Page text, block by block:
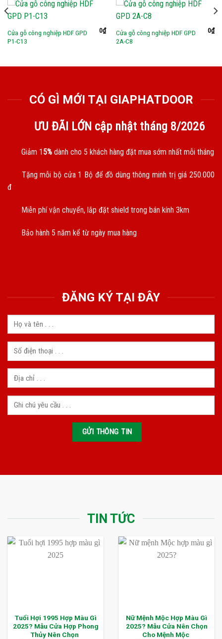
Cửa gỗ công nghiệp HDF GPD
P1-C13
0₫
Cửa gỗ công nghiệp HDF GPD
2A-C8
0₫
CÓ GÌ MỚI TẠI GIAPHATDOOR
ƯU ĐÃI LỚN cập nhật tháng 8/2026
Giảm 1 5% dành cho 5 khách hàng đặt mua sớm nhất mỗi tháng
Tặng mỗi bộ cửa 1 Bộ để đồ dùng thông minh trị giá 250.000
đ
Miễn phí vận chuyển, lắp đặt shield trong bán kính 3km
Bảo hành 5 năm kể từ ngày mua hàng
ĐĂNG KÝ TẠI ĐÂY
TIN TỨC
Tuổi Hợi 1995 Hợp Màu Gì
2025? Mẫu Cửa Hợp Phong
Thủy Nên Chọn
Nữ Mệnh Mộc Hợp Màu Gì
2025? Mẫu Cửa Nên Chọn
Cho Mệnh Mộc